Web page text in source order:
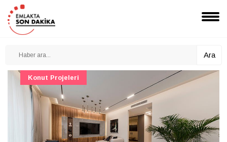
Ara
Konut Projeleri